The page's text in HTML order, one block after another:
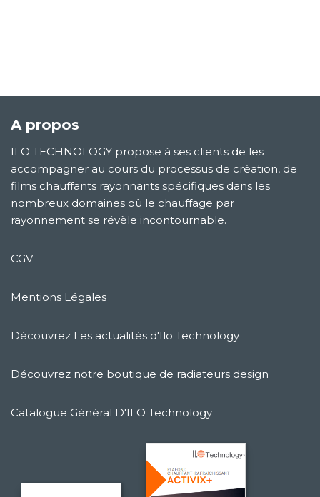
A propos
ILO TECHNOLOGY propose à ses clients de les
accompagner au cours du processus de création, de
films chauffants rayonnants spécifiques dans les
nombreux domaines où le chauffage par
rayonnement se révèle incontournable.
CGV
Mentions Légales
Découvrez Les actualités d'Ilo Technology
Découvrez notre boutique de radiateurs design
Catalogue Général D'ILO Technology